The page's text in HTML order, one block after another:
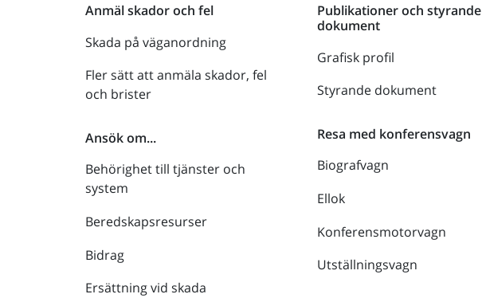
Anmäl skador och fel
Skada på väganordning
Fler sätt att anmäla skador, fel
och brister
Ansök om...
Behörighet till tjänster och
system
Beredskapsresurser
Bidrag
Ersättning vid skada
Publikationer och styrande
dokument
Grafisk profil
Styrande dokument
Resa med konferensvagn
Biografvagn
Ellok
Konferensmotorvagn
Utställningsvagn